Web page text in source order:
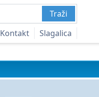
Traži
Kontakt Slagalica